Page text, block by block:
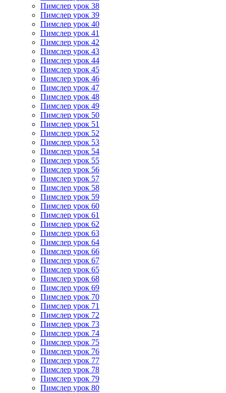
Пимслер урок 38
Пимслер урок 39
Пимслер урок 40
Пимслер урок 41
Пимслер урок 42
Пимслер урок 43
Пимслер урок 44
Пимслер урок 45
Пимслер урок 46
Пимслер урок 47
Пимслер урок 48
Пимслер урок 49
Пимслер урок 50
Пимслер урок 51
Пимслер урок 52
Пимслер урок 53
Пимслер урок 54
Пимслер урок 55
Пимслер урок 56
Пимслер урок 57
Пимслер урок 58
Пимслер урок 59
Пимслер урок 60
Пимслер урок 61
Пимслер урок 62
Пимслер урок 63
Пимслер урок 64
Пимслер урок 66
Пимслер урок 67
Пимслер урок 65
Пимслер урок 68
Пимслер урок 69
Пимслер урок 70
Пимслер урок 71
Пимслер урок 72
Пимслер урок 73
Пимслер урок 74
Пимслер урок 75
Пимслер урок 76
Пимслер урок 77
Пимслер урок 78
Пимслер урок 79
Пимслер урок 80